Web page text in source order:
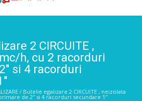
2 CIRCUITE ,
h, cu 2 racorduri
si 4 racorduri
/ Butelie egalizare 2 CIRCUITE , neizolata
de 2″ si 4 racorduri secundare 1″